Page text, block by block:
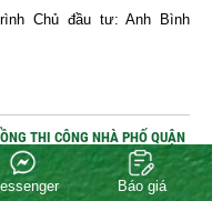
Chủ đầu tư: Anh Bình
THI CÔNG NHÀ PHỐ QUẬN
Sao Việt chính thức ký
Báo giá